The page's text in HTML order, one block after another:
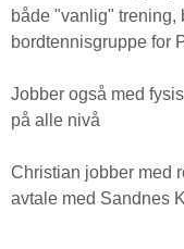
både "vanlig" trening,
bordtennisgruppe for
Jobber også med
på alle nivå
Christian jobber med
avtale med Sandnes